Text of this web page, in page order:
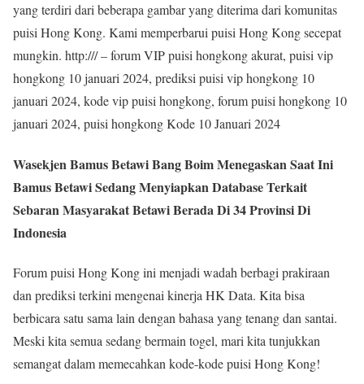
yang terdiri dari beberapa gambar yang diterima dari komunitas
puisi Hong Kong. Kami memperbarui puisi Hong Kong secepat
mungkin. http:/// – forum VIP puisi hongkong akurat, puisi vip
hongkong 10 januari 2024, prediksi puisi vip hongkong 10
januari 2024, kode vip puisi hongkong, forum puisi hongkong 10
januari 2024, puisi hongkong Kode 10 Januari 2024
Wasekjen Bamus Betawi Bang Boim Menegaskan Saat Ini
Bamus Betawi Sedang Menyiapkan Database Terkait
Sebaran Masyarakat Betawi Berada Di 34 Provinsi Di
Indonesia
Forum puisi Hong Kong ini menjadi wadah berbagi prakiraan
dan prediksi terkini mengenai kinerja HK Data. Kita bisa
berbicara satu sama lain dengan bahasa yang tenang dan santai.
Meski kita semua sedang bermain togel, mari kita tunjukkan
semangat dalam memecahkan kode-kode puisi Hong Kong!